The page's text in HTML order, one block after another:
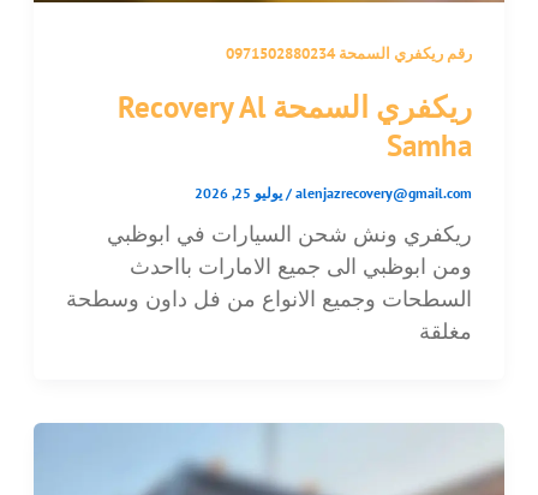
رقم ريكفري السمحة 0971502880234
ريكفري السمحة Recovery Al
Samha
alenjazrecovery@gmail.com
/ يوليو 25, 2026
ريكفري ونش شحن السيارات في ابوظبي
ومن ابوظبي الى جميع الامارات بااحدث
السطحات وجميع الانواع من فل داون وسطحة
مغلقة